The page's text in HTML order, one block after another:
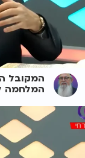
המקובל
המלחמה